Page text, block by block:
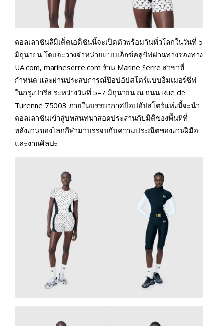
คอลเลกชันลิมิเต็ดเอดิชันนี้จะเปิดตัวพร้อมกันทั่วโลกในวันที่ 5
มิถุนายน โดยจะวางจำหน่ายแบบเอ็กซ์คลูซีฟผ่านทางช่องทาง
UA.com, marineserre.com ร้าน Marine Serre สาขาที่
กำหนด และผ่านประสบการณ์ป๊อปอัปสโตร์แบบอิมเมอร์ซีฟ
ในกรุงปารีส ระหว่างวันที่ 5–7 มิถุนายน ณ ถนน Rue de
Turenne 75003 ภายในบรรยากาศป๊อปอัปสโตร์แห่งนี้จะนำ
คอลเลกชันเข้าสู่บทสนทนาสอดประสานกับมิติของพื้นที่ที่
พลังงานของโลกกีฬามาบรรจบกับความประณีตของงานฝีมือ
และงานศิลปะ